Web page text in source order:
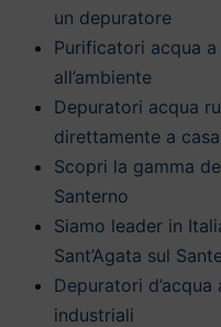
un depuratore
Purificatori acqua a
all’ambiente
Depuratori acqua
direttamente a
Scopri la gamma
Santerno
Siamo leader in
Sant’Agata sul
Depuratori
industriali